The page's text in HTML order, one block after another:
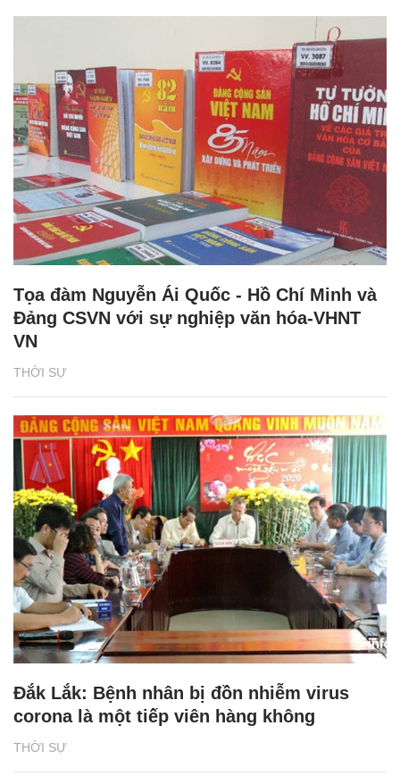
THỜI SỰ
Tọa đàm Nguyễn Ái Quốc - Hồ Chí Minh và
Đảng CSVN với sự nghiệp văn hóa-VHNT
VN
THỜI SỰ
Đắk Lắk: Bệnh nhân bị đồn nhiễm virus
corona là một tiếp viên hàng không